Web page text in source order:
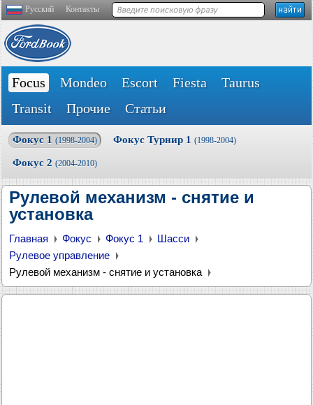
Русский Контакты
Focus Mondeo Escort Fiesta
Taurus
Transit
Прочие Статьи
Фокус 1 (1998-2004) Фокус Турнир 1 (1998-2004)
Фокус 2 (2004-2010)
Рулевой механизм - снятие и
установка
Главная Фокус Фокус 1
Шасси
Рулевое управление
Рулевой механизм - снятие и установка